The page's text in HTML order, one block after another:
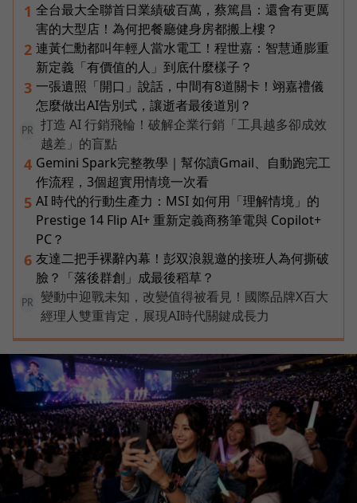
1 全台最大全聯首日業績破百萬，蔡篤昌：還會有更厲
害的大型店！為何把餐廳健身房都搬上樓？
2 連黃仁勳都叫年輕人當水電工！程世嘉：智慧通膨重
新定義「有價值的人」到底什麼樣子？
3 一張遺照「開口」說話，中間有8道關卡！翊嘉禮儀
怎麼做出AI告別式，讓逝者最後道別？
PR
打造 AI 行銷飛輪！破解企業行銷「工具越多卻成效
越差」的盲點
4 Gemini Spark完整教學｜幫你讀Gmail、自動跑完工
作流程，3個超實用情境一次看
5 AI 時代的行動生產力：MSI 如何用「理解情境」的
Prestige 14 Flip AI+ 重新定義商務筆電與 Copilot+
PC？
6 友達二把手裸辭內幕！彭双浪親邀的接班人為何撕破
臉？「落後群創」成最後稻草？
PR
變動中迎戰未知，改變值得被看見！國際品牌X百大
經理人雙重肯定，展現AI時代關鍵成長力